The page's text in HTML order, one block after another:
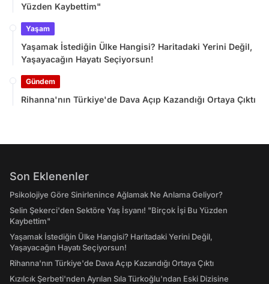
Yüzden Kaybettim"
Yaşam
Yaşamak İstediğin Ülke Hangisi? Haritadaki Yerini Değil,
Yaşayacağın Hayatı Seçiyorsun!
Gündem
Rihanna'nın Türkiye'de Dava Açıp Kazandığı Ortaya Çıktı
Son Eklenenler
Psikolojiye Göre Sinirlenince Ağlamak Ne Anlama Geliyor?
Selin Şekerci'den Sektöre Yaş İsyanı! "Birçok İşi Bu Yüzden
Kaybettim"
Yaşamak İstediğin Ülke Hangisi? Haritadaki Yerini Değil,
Yaşayacağın Hayatı Seçiyorsun!
Rihanna'nın Türkiye'de Dava Açıp Kazandığı Ortaya Çıktı
Kızılcık Şerbeti'nden Ayrılan Sıla Türkoğlu'ndan Eski Dizisine